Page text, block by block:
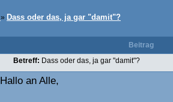
» Dass oder das, ja gar "damit"?
Beitrag
Betreff: Dass oder das, ja gar "damit"?
Hallo an Alle,